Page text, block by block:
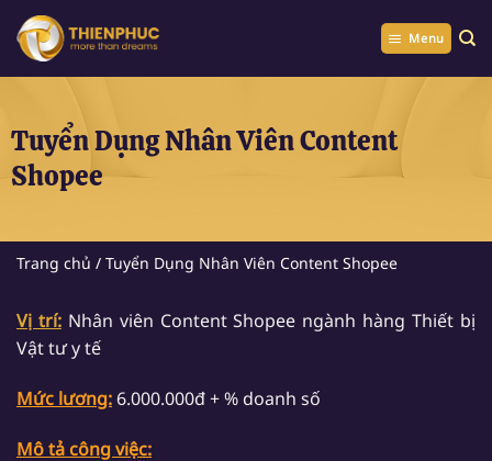
Chuyển
đến
Menu
Tuyển Dụng Nhân Viên Content
Shopee
Trang chủ / Tuyển Dụng Nhân Viên Content Shopee
Vị trí:Nhân viên Content Shopee ngành hàng Thiết bị
Vật tư y tế
Mức lương: 6.000.000đ + % doanh số
Mô tả công việc: